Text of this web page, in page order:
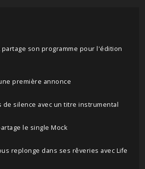
partage son programme pour l'édition
première annonce
de silence avec un titre instrumental
le single Mock
replonge dans ses rêveries avec Life